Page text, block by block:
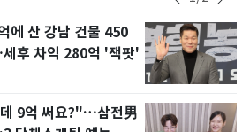
에 산 강남 건물 450
후 차익 280억 '잭팟'
9억 써요?"…삼전男